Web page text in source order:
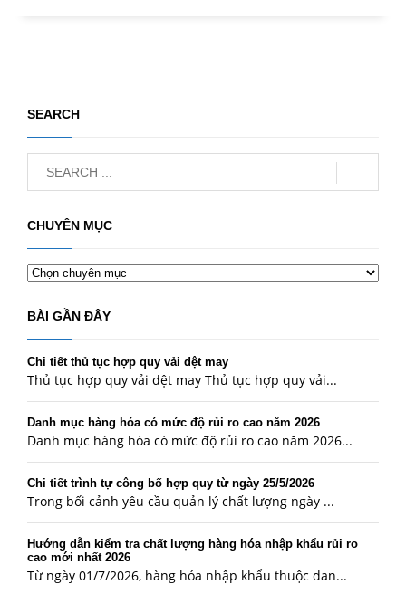
SEARCH
CHUYÊN MỤC
Chuyên
mục
BÀI GẦN ĐÂY
Chi tiết thủ tục hợp quy vải dệt may
Thủ tục hợp quy vải dệt may Thủ tục hợp quy vải...
Danh mục hàng hóa có mức độ rủi ro cao năm 2026
Danh mục hàng hóa có mức độ rủi ro cao năm 2026...
Chi tiết trình tự công bố hợp quy từ ngày 25/5/2026
Trong bối cảnh yêu cầu quản lý chất lượng ngày ...
Hướng dẫn kiểm tra chất lượng hàng hóa nhập khẩu rủi ro
cao mới nhất 2026
Từ ngày 01/7/2026, hàng hóa nhập khẩu thuộc dan...